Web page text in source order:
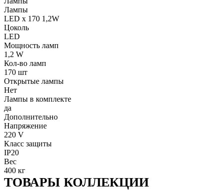
Лампы
LED x 170 1,2W
Цоколь
LED
Мощность ламп
1,2 W
Кол-во ламп
170 шт
Открытые лампы
Нет
Лампы в комплекте
да
Дополнительно
Напряжение
220 V
Класс защиты
IP20
Вес
400 кг
ТОВАРЫ КОЛЛЕКЦИИ